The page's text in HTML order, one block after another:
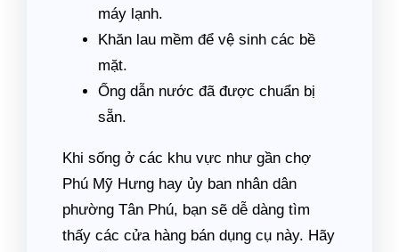
máy lạnh.
Khăn lau mềm để vệ sinh các bề
mặt.
Ống dẫn nước đã được chuẩn bị
sẵn.
Khi sống ở các khu vực như gần chợ
Phú Mỹ Hưng hay ủy ban nhân dân
phường Tân Phú, bạn sẽ dễ dàng tìm
thấy các cửa hàng bán dụng cụ này. Hãy